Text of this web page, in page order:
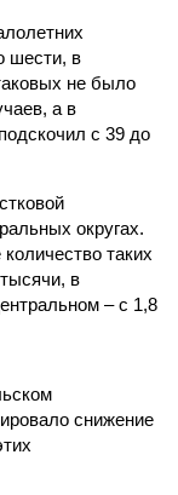
шести, в
не было
а в
с 39 до
округах.
таких
в
– с 1,8
снижение